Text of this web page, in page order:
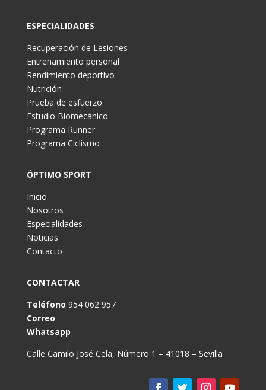
ESPECIALIDADES
Recuperación de Lesiones
Entrenamiento personal
Rendimiento deportivo
Nutrición
Prueba de esfuerzo
Estudio Biomecánico
Programa Runner
Programa Ciclismo
ÓPTIMO SPORT
Inicio
Nosotros
Especialidades
Noticias
Contacto
CONTACTAR
Teléfono 954 062 957
Correo
Whatsapp
Calle Camilo José Cela, Número 1 – 41018 – Sevilla